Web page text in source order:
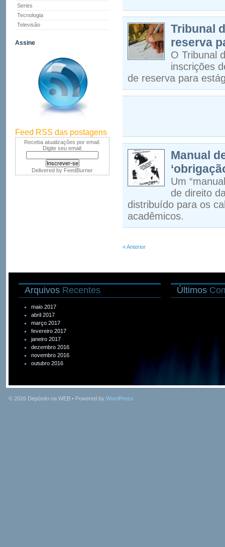
Series
Tecnologia
Televisão
Assine
Feed RSS das postagens
Receba atualizações por email.
Digite seu email:
Delivered by FeedBurner
Tribunal
reserva
O Tribunal
inscrições
de reserva para
Manual
Um
de direito
distribuído para os
acadêmicos.
« Anterior
Arquivos Recentes
maio 2017
abril 2017
março 2017
fevereiro 2017
janeiro 2017
dezembro 2016
novembro 2016
outubro 2016
Últimos
© 2026 Depósito na WEB • Powered by WordPress